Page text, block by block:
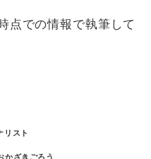
点での情報で執筆して
リスト
かざきごろう